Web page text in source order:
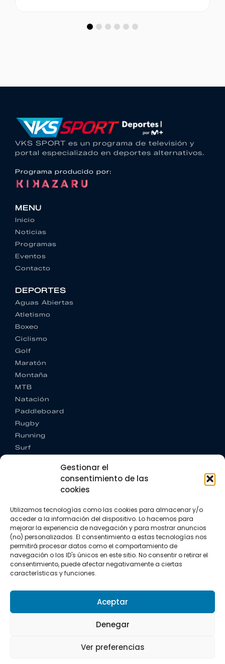
Gestionar el
consentimiento de las
cookies
Utilizamos tecnologías como las cookies para almacenar y/o
acceder a la información del dispositivo. Lo hacemos para
mejorar la experiencia de navegación y para mostrar anuncios
(no) personalizados. El consentimiento a estas tecnologías nos
permitirá procesar datos como el comportamiento de
navegación o los ID's únicos en este sitio. No consentir o retirar el
consentimiento, puede afectar negativamente a ciertas
características y funciones.
Aceptar
Denegar
Ver preferencias
VKS SPORT es un programa de televisión y
portal especializado en deportes alternativos.
Programa producido por:
MENU
Inicio
Noticias
Programas
Eventos
Contacto
DEPORTES
Aguas Abiertas
Atletismo
Boxeo
Ciclismo
Golf
Maratón
Montaña
MTB
Natación
Paddleboard
Rugby
Running
Surf
CONTACTO
+34 662 342 177
info@vkssport.com
SÍGUENOS
Política de privacidad
Política de cookies
Todos los derechos resevados.